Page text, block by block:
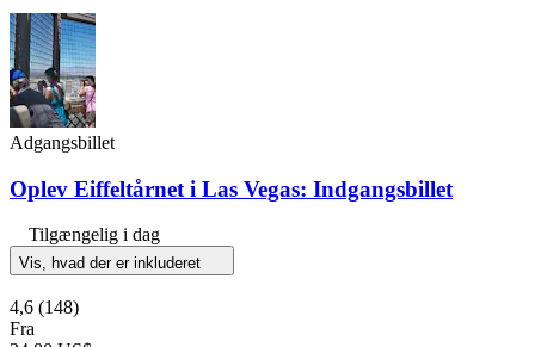
Adgangsbillet
Oplev Eiffeltårnet i Las Vegas: Indgangsbillet
Tilgængelig i dag
Vis, hvad der er inkluderet
4,6 (148)
Fra